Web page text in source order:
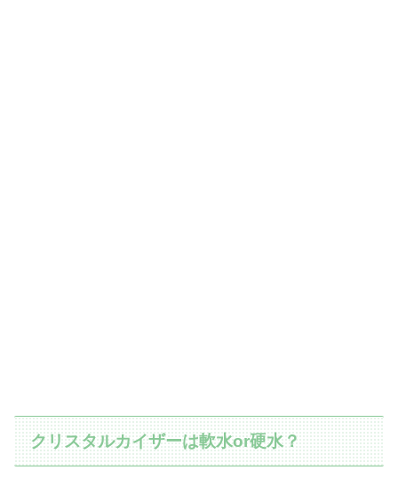
クリスタルカイザーは軟水or硬水？